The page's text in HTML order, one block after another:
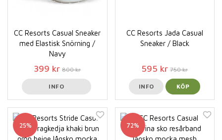
CC Resorts Casual Sneaker
med Elastisk Snörning /
Navy
399 kr 800 kr
INFO
CC Resorts Jada Casual
Sneaker / Black
595 kr 750 kr
INFO KÖP
25% 72%